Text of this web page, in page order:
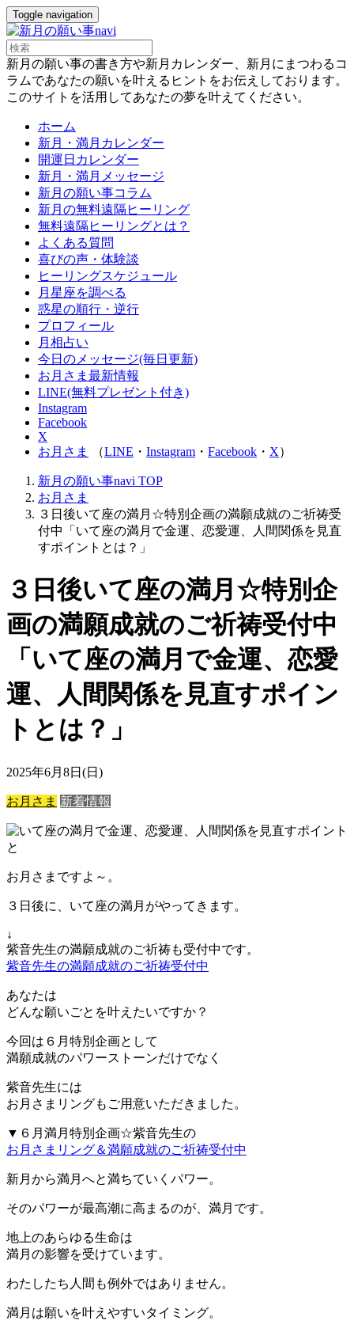
Toggle navigation
新月の願い事の書き方や新月カレンダー、新月にまつわるコ
ラムであなたの願いを叶えるヒントをお伝えしております。
このサイトを活用してあなたの夢を叶えてください。
ホーム
新月・満月カレンダー
開運日カレンダー
新月・満月メッセージ
新月の願い事コラム
新月の無料遠隔ヒーリング
無料遠隔ヒーリングとは？
よくある質問
喜びの声・体験談
ヒーリングスケジュール
月星座を調べる
惑星の順行・逆行
プロフィール
月相占い
今日のメッセージ(毎日更新)
お月さま最新情報
LINE(無料プレゼント付き)
Instagram
Facebook
X
お月さま
（LINE ・ Instagram ・ Facebook ・ X）
新月の願い事navi TOP
お月さま
３日後いて座の満月☆特別企画の満願成就のご祈祷受
付中「いて座の満月で金運、恋愛運、人間関係を見直
すポイントとは？」
３日後いて座の満月☆特別企
画の満願成就のご祈祷受付中
「いて座の満月で金運、恋愛
運、人間関係を見直すポイン
トとは？」
2025年6月8日(日)
お月さま 新着情報
お月さまですよ～。
３日後に、いて座の満月がやってきます。
↓
紫音先生の満願成就のご祈祷も受付中です。
紫音先生の満願成就のご祈祷受付中
あなたは
どんな願いごとを叶えたいですか？
今回は６月特別企画として
満願成就のパワーストーンだけでなく
紫音先生には
お月さまリングもご用意いただきました。
▼６月満月特別企画☆紫音先生の
お月さまリング＆満願成就のご祈祷受付中
新月から満月へと満ちていくパワー。
そのパワーが最高潮に高まるのが、満月です。
地上のあらゆる生命は
満月の影響を受けています。
わたしたち人間も例外ではありません。
満月は願いを叶えやすいタイミング。